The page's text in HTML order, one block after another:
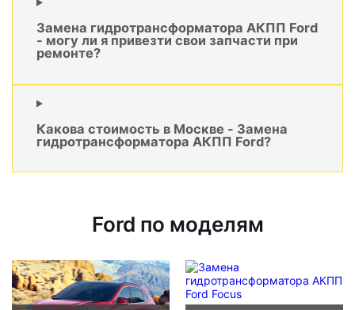
Замена гидротрансформатора АКПП Ford
- могу ли я привезти свои запчасти при
ремонте?
Какова стоимость в Москве - Замена
гидротрансформатора АКПП Ford?
Ford по моделям